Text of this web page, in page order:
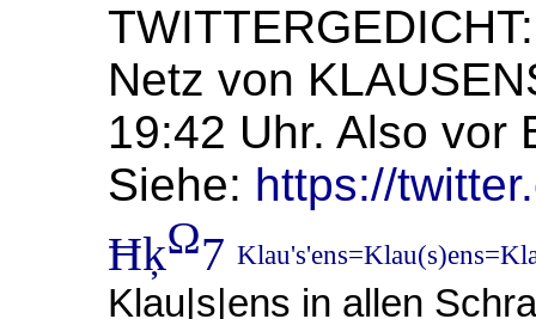
Netz von
19:42 Uhr. Also vor
Siehe: https://
ĦķΩ7
Klau|s|ens in allen